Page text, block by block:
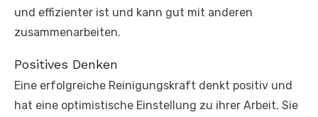
und effizienter ist und kann gut mit anderen
zusammenarbeiten.
Positives Denken
Eine erfolgreiche Reinigungskraft denkt positiv und
hat eine optimistische Einstellung zu ihrer Arbeit. Sie